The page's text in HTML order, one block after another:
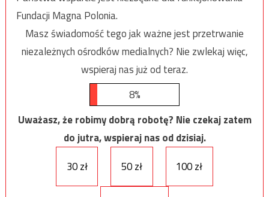
Fundacji Magna Polonia.
Masz świadomość tego jak ważne jest przetrwanie
niezależnych ośrodków medialnych? Nie zwlekaj więc,
wspieraj nas już od teraz.
8%
Uważasz, że robimy dobrą robotę? Nie czekaj zatem
do jutra, wspieraj nas od dzisiaj.
30 zł
50 zł 100 zł